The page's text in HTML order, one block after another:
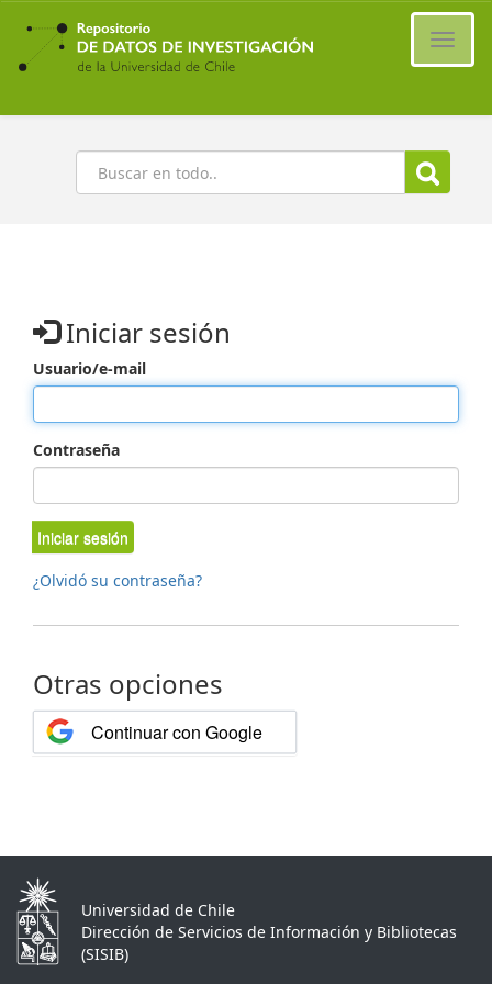
Ir
contenido
principal
Buscar
Iniciar sesión
Usuario/e-mail
Contraseña
Iniciar sesión
¿Olvidó su contraseña?
Otras opciones
Continuar con Google
Universidad de Chile
Dirección de Servicios de Información y Bibliotecas
(SISIB)